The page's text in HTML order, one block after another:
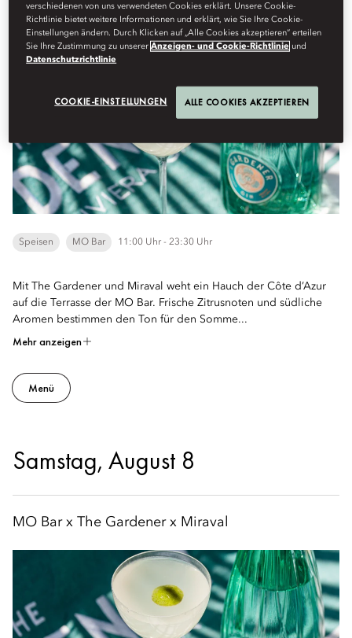
MO Bar x The Gardener x Miraval
Speisen MO Bar 11:00 Uhr - 23:30 Uhr
Mit The Gardener und Miraval weht ein Hauch der Côte d’Azur
auf die Terrasse der MO Bar. Frische Zitrusnoten und südliche
Aromen bestimmen den Ton für den Somme...
Mehr anzeigen
Menü
Samstag, August 8
MO Bar x The Gardener x Miraval
verschiedenen von uns verwendeten Cookies erklärt. Unsere Cookie-
Richtlinie bietet weitere Informationen und erklärt, wie Sie Ihre Cookie-
Einstellungen ändern. Durch Klicken auf „Alle Cookies akzeptieren“ erteilen
Sie Ihre Zustimmung zu unsererAnzeigen- und Cookie-Richtlinie und
Datenschutzrichtlinie
COOKIE-EINSTELLUNGEN ALLE COOKIES AKZEPTIEREN